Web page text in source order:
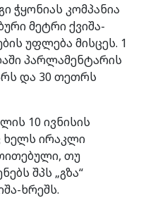
ჭყონიას კომპანია
მეტრი ქვიშა-
უფლება მისცეს. 1
პარლამენტარის
და 30 თეთრს
10 ივნისის
ხელს ირაკლი
თუ
შპს „გზა“
ხრეშს.